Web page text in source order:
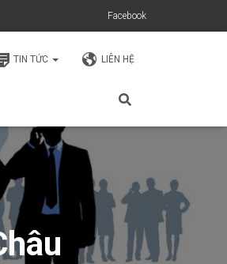
Facebook
TIN TỨC LIÊN HỆ